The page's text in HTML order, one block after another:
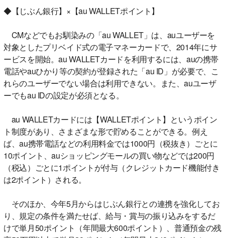
◆【じぶん銀行】×【au WALLETポイント】
CMなどでもお馴染みの「au WALLET」は、auユーザーを
対象としたプリベイド式の電子マネーカードで、2014年にサ
ービスを開始。au WALLETカードを利用するには、auの携帯
電話やauひかり等の契約が登録された「au ID」が必要で、こ
れらのユーザーでない場合は利用できない。また、auユーザ
ーでもau IDの設定が必須となる。
au WALLETカードには【WALLETポイント】というポイン
ト制度があり、さまざまな形で貯めることができる。例え
ば、au携帯電話などの利用料金では1000円（税抜き）ごとに
10ポイント、auショッピングモールの買い物などでは200円
（税込）ごとに1ポイントが付与（クレジットカード機能付き
は2ポイント）される。
そのほか、今年5月からはじぶん銀行との連携を強化してお
り、規定の条件を満たせば、給与・賞与の振り込みをするだ
けで単月50ポイント（年間最大600ポイント）、普通預金の残